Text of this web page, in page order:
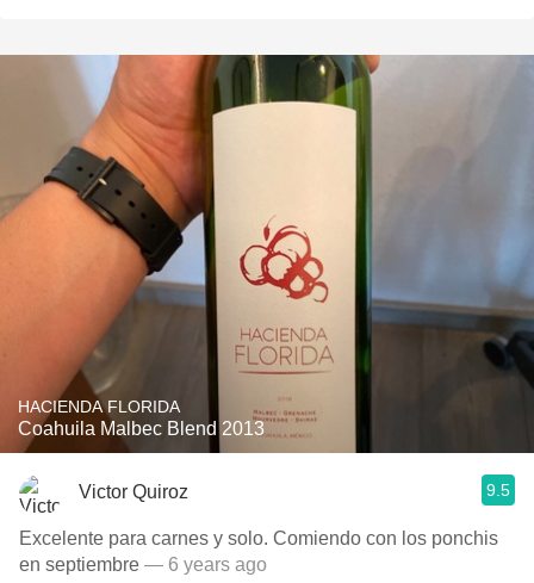
HACIENDA FLORIDA
Coahuila Malbec Blend 2013
Victor Quiroz 9.5
Excelente para carnes y solo. Comiendo con los ponchis
en septiembre — 6 years ago